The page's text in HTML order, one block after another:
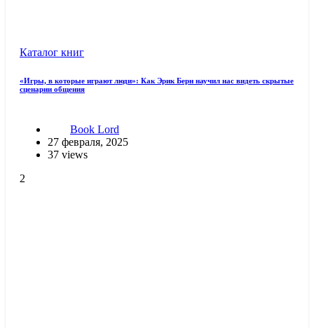
Каталог книг
«Игры, в которые играют люди»: Как Эрик Берн научил нас видеть скрытые
сценарии общения
Book Lord
27 февраля, 2025
37 views
2